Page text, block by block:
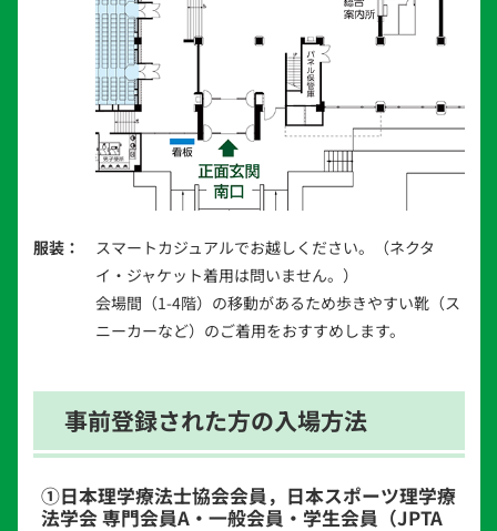
服装：
スマートカジュアルでお越しください。（ネクタ
イ・ジャケット着用は問いません。）
会場間（1-4階）の移動があるため歩きやすい靴（ス
ニーカーなど）のご着用をおすすめします。
事前登録された方の入場方法
①日本理学療法士協会会員，日本スポーツ理学療
法学会 専門会員A・一般会員・学生会員（JPTA